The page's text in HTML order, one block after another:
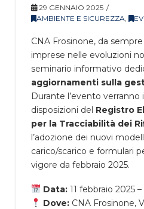
29 GENNAIO 2025
AMBIENTE E SICUREZZA,
CNA Frosinone, da
imprese nelle evoluzioni
seminario informativo
aggiornamenti sulla
Durante l’evento
disposizioni del Registro
per la Tracciabilità dei
l’adozione dei nuovi
carico/scarico e formulari
vigore da febbraio 2025.
Data:11 febbraio 2025 –
Dove:CNA Frosinone,